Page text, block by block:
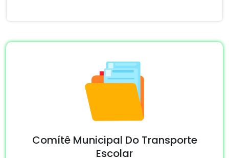
Comítê Municipal Do Transporte
Escolar